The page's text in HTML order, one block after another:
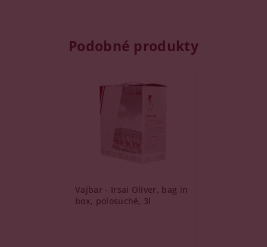
Podobné produkty
Vajbar - Irsai Oliver, bag in
box, polosuché, 3l